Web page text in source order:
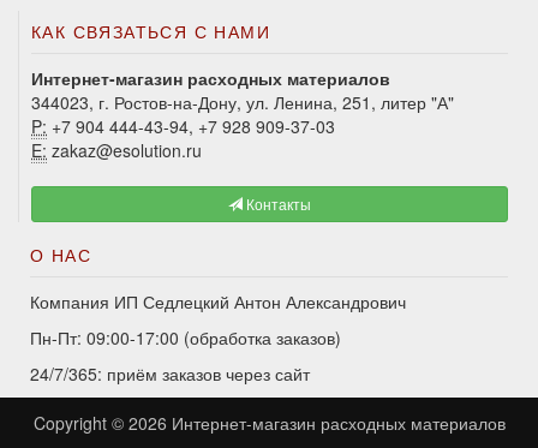
КАК СВЯЗАТЬСЯ С НАМИ
Интернет-магазин расходных материалов
344023, г. Ростов-на-Дону, ул. Ленина, 251, литер "А"
P: +7 904 444-43-94, +7 928 909-37-03
E: zakaz@esolution.ru
Контакты
О НАС
Компания ИП Седлецкий Антон Александрович
Пн-Пт: 09:00-17:00 (обработка заказов)
24/7/365: приём заказов через сайт
Copyright © 2026 Интернет-магазин расходных материалов